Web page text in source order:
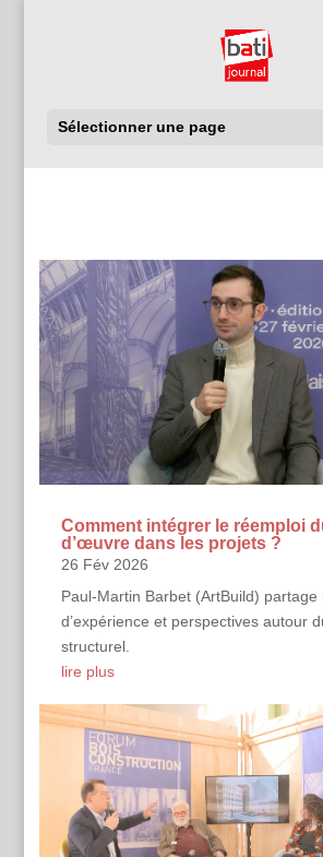
Sélectionner une page
Comment intégrer le réemploi
d’œuvre dans les projets ?
26 Fév 2026
Paul-Martin Barbet (ArtBuild) partage
d’expérience et perspectives autour
structurel.
lire plus